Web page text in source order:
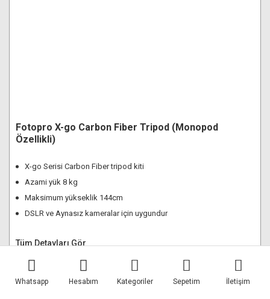
Fotopro X-go Carbon Fiber Tripod (Monopod
Özellikli)
X-go Serisi Carbon Fiber tripod kiti
Azami yük 8 kg
Maksimum yükseklik 144cm
DSLR ve Aynasız kameralar için uygundur
Tüm Detayları Gör
13.628,70 TL
Whatsapp Hesabım Kategoriler Sepetim İletişim